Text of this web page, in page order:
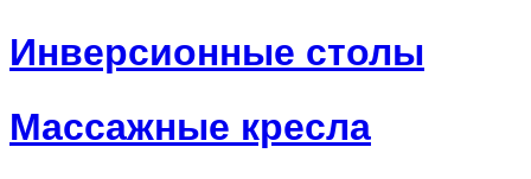
Инверсионные столы
Массажные кресла